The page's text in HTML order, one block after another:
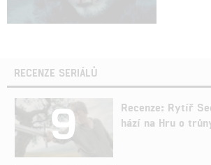
RECENZE SERIÁLŮ
9
Recenze: Rytíř
hází na Hru o